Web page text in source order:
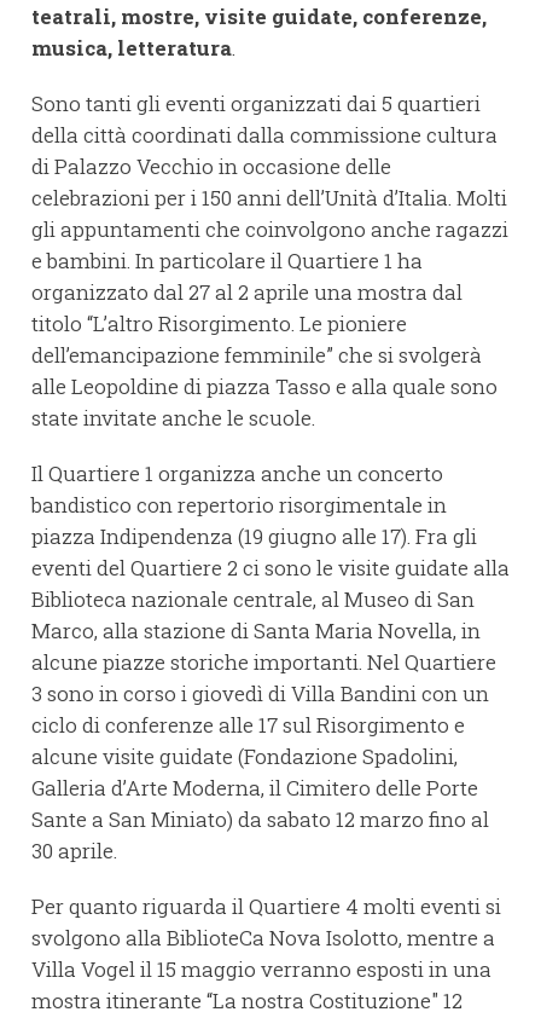
teatrali, mostre, visite guidate, conferenze,
musica, letteratura.
Sono tanti gli eventi organizzati dai 5 quartieri
della città coordinati dalla commissione cultura
di Palazzo Vecchio in occasione delle
celebrazioni per i 150 anni dell’Unità d’Italia. Molti
gli appuntamenti che coinvolgono anche ragazzi
e bambini. In particolare il Quartiere 1 ha
organizzato dal 27 al 2 aprile una mostra dal
titolo “L’altro Risorgimento. Le pioniere
dell’emancipazione femminile” che si svolgerà
alle Leopoldine di piazza Tasso e alla quale sono
state invitate anche le scuole.
Il Quartiere 1 organizza anche un concerto
bandistico con repertorio risorgimentale in
piazza Indipendenza (19 giugno alle 17). Fra gli
eventi del Quartiere 2 ci sono le visite guidate alla
Biblioteca nazionale centrale, al Museo di San
Marco, alla stazione di Santa Maria Novella, in
alcune piazze storiche importanti. Nel Quartiere
3 sono in corso i giovedì di Villa Bandini con un
ciclo di conferenze alle 17 sul Risorgimento e
alcune visite guidate (Fondazione Spadolini,
Galleria d’Arte Moderna, il Cimitero delle Porte
Sante a San Miniato) da sabato 12 marzo fino al
30 aprile.
Per quanto riguarda il Quartiere 4 molti eventi si
svolgono alla BiblioteCa Nova Isolotto, mentre a
Villa Vogel il 15 maggio verranno esposti in una
mostra itinerante “La nostra Costituzione" 12